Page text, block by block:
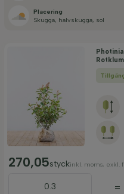
Blommande månad
Vinterhärdighet
Placering
Skugga, halvskugga, sol
270,05styckinkl. moms, exkl.
=